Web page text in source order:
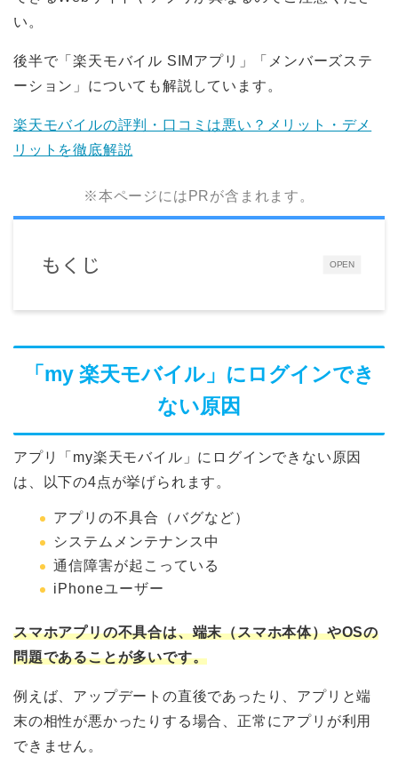
い。
後半で「楽天モバイル SIMアプリ」「メンバーズステ
ーション」についても解説しています。
楽天モバイルの評判・口コミは悪い？メリット・デメ
リットを徹底解説
※本ページにはPRが含まれます。
OPEN
もくじ
「my 楽天モバイル」にログインでき
ない原因
アプリ「my楽天モバイル」にログインできない原因
は、以下の4点が挙げられます。
アプリの不具合（バグなど）
システムメンテナンス中
通信障害が起こっている
iPhoneユーザー
スマホアプリの不具合は、端末（スマホ本体）やOSの
問題であることが多いです。
例えば、アップデートの直後であったり、アプリと端
末の相性が悪かったりする場合、正常にアプリが利用
できません。